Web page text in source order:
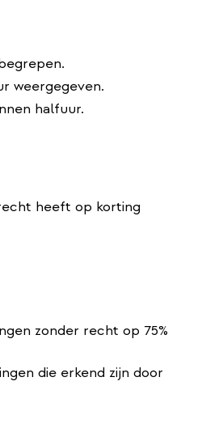
weergegeven.
halfuur.
heeft op korting
zonder recht op 75%
die erkend zijn door